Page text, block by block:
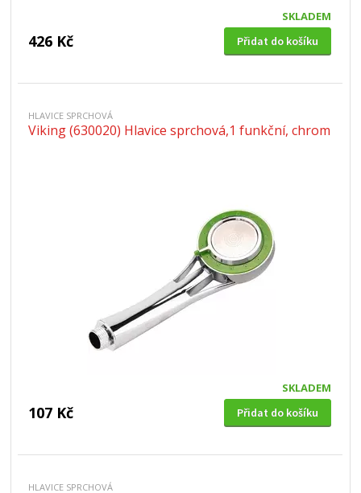
SKLADEM
426 Kč Přidat do košíku
HLAVICE SPRCHOVÁ
Viking (630020) Hlavice sprchová,1 funkční, chrom
SKLADEM
107 Kč Přidat do košíku
HLAVICE SPRCHOVÁ